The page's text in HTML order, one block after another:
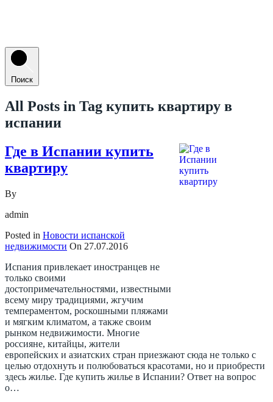
Поиск
All Posts in Tag купить квартиру в
испании
Где в Испании купить
квартиру
By
admin
Posted in Новости испанской
недвижимости On 27.07.2016
Испания привлекает иностранцев не
только своими
достопримечательностями, известными
всему миру традициями, жгучим
темпераментом, роскошными пляжами
и мягким климатом, а также своим
рынком недвижимости. Многие
россияне, китайцы, жители
европейских и азиатских стран приезжают сюда не только с
целью отдохнуть и полюбоваться красотами, но и приобрести
здесь жилье. Где купить жилье в Испании? Ответ на вопрос
о…